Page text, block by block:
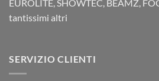
EUROLITE, SHOWTEC, BEAMZ,
tantissimi altri
SERVIZIO CLIENTI